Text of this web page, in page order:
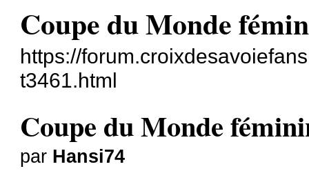
Coupe du Monde
https://
t3461.html
Coupe du Monde
par Hansi74